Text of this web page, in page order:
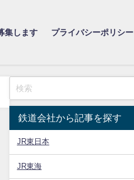
集します プライバシーポリシー
鉄道会社から記事を探す
JR東日本
JR東海